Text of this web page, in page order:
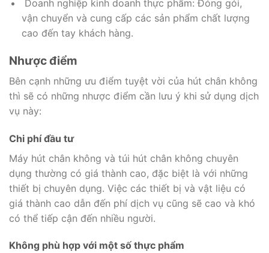
Doanh nghiệp kinh doanh thực phẩm: Đóng gói,
vận chuyển và cung cấp các sản phẩm chất lượng
cao đến tay khách hàng.
Nhược điểm
Bên cạnh những ưu điểm tuyệt vời của hút chân không
thì sẽ có những nhược điểm cần lưu ý khi sử dụng dịch
vụ này:
Chi phí đầu tư
Máy hút chân không và túi hút chân không chuyên
dụng thường có giá thành cao, đặc biệt là với những
thiết bị chuyên dụng. Việc các thiết bị và vật liệu có
giá thành cao dẫn đến phí dịch vụ cũng sẽ cao và khó
có thể tiếp cận đến nhiều người.
Không phù hợp với một số thực phẩm